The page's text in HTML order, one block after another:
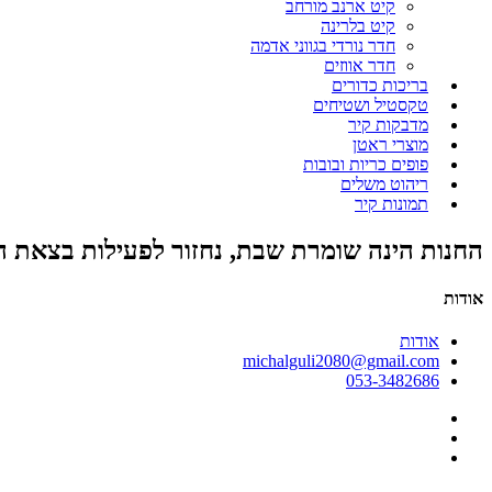
קיט ארנב מורחב
קיט בלרינה
חדר נורדי בגווני אדמה
חדר אווזים
בריכות כדורים
טקסטיל ושטיחים
מדבקות קיר
מוצרי ראטן
פופים כריות ובובות
ריהוט משלים
תמונות קיר
החנות הינה שומרת שבת, נחזור לפעילות
אודות
אודות
michalguli2080@gmail.com
053-3482686